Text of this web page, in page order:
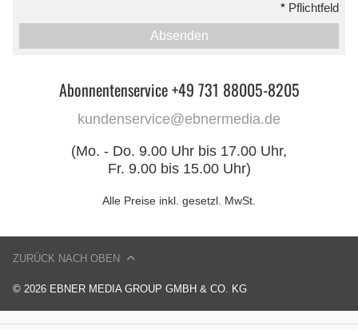
* Pflichtfeld
Absenden
Abonnentenservice +49 731 88005-8205
kundenservice@ebnermedia.de
(Mo. - Do. 9.00 Uhr bis 17.00 Uhr,
Fr. 9.00 bis 15.00 Uhr)
Alle Preise inkl. gesetzl. MwSt.
© 2026 EBNER MEDIA GROUP GMBH & CO. KG
ZURÜCK NACH OBEN